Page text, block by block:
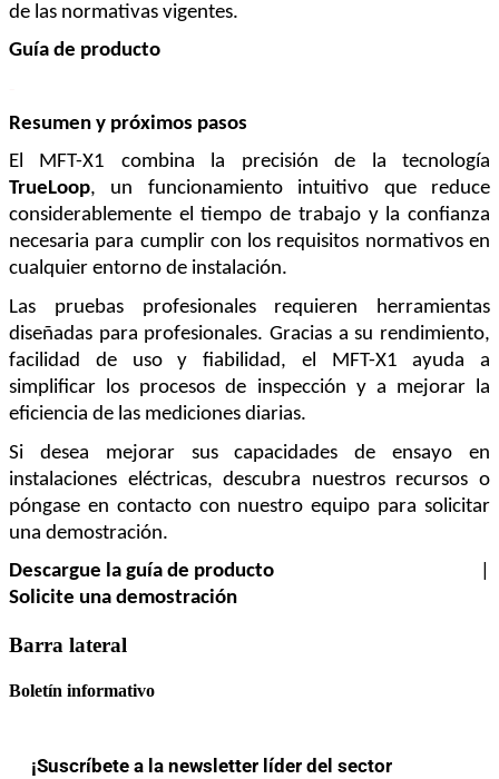
de las normativas vigentes.
Guía de producto
Resumen y próximos pasos
TrueLoop, un funcionamiento intuitivo que reduce
considerablemente el tiempo de trabajo y la confianza
necesaria para cumplir con los requisitos normativos en
cualquier entorno de instalación.
Las pruebas profesionales requieren herramientas
diseñadas para profesionales. Gracias a su rendimiento,
facilidad de uso y fiabilidad, el MFT-X1 ayuda a
simplificar los procesos de inspección y a mejorar la
eficiencia de las mediciones diarias.
Si desea mejorar sus capacidades de ensayo en
instalaciones eléctricas, descubra nuestros recursos o
póngase en contacto con nuestro equipo para solicitar
una demostración.
Descargue la guía de producto
Solicite una demostración
Barra lateral
Boletín informativo
¡Suscríbete a la newsletter líder del sector